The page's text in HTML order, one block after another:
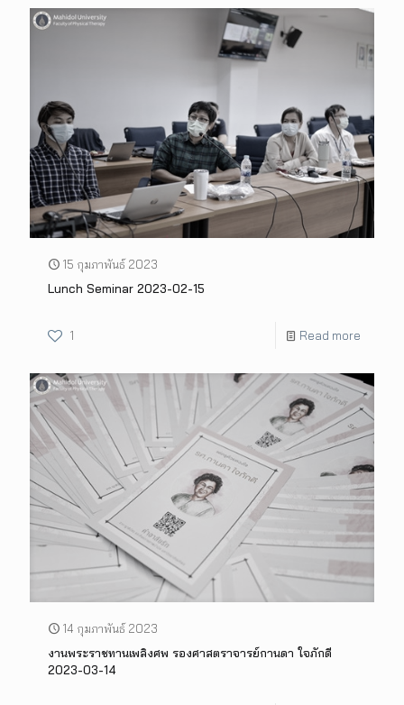
15 กุมภาพันธ์ 2023
Lunch Seminar 2023-02-15
1 Read more
14 กุมภาพันธ์ 2023
งานพระราชทานเพลิงศพ รองศาสตราจารย์กานดา ใจภักดี
2023-03-14